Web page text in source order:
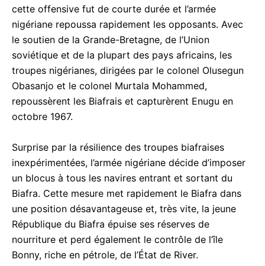
cette offensive fut de courte durée et l’armée
nigériane repoussa rapidement les opposants. Avec
le soutien de la Grande-Bretagne, de l’Union
soviétique et de la plupart des pays africains, les
troupes nigérianes, dirigées par le colonel Olusegun
Obasanjo et le colonel Murtala Mohammed,
repoussèrent les Biafrais et capturèrent Enugu en
octobre 1967.
Surprise par la résilience des troupes biafraises
inexpérimentées, l’armée nigériane décide d’imposer
un blocus à tous les navires entrant et sortant du
Biafra. Cette mesure met rapidement le Biafra dans
une position désavantageuse et, très vite, la jeune
République du Biafra épuise ses réserves de
nourriture et perd également le contrôle de l’île
Bonny, riche en pétrole, de l’État de River.